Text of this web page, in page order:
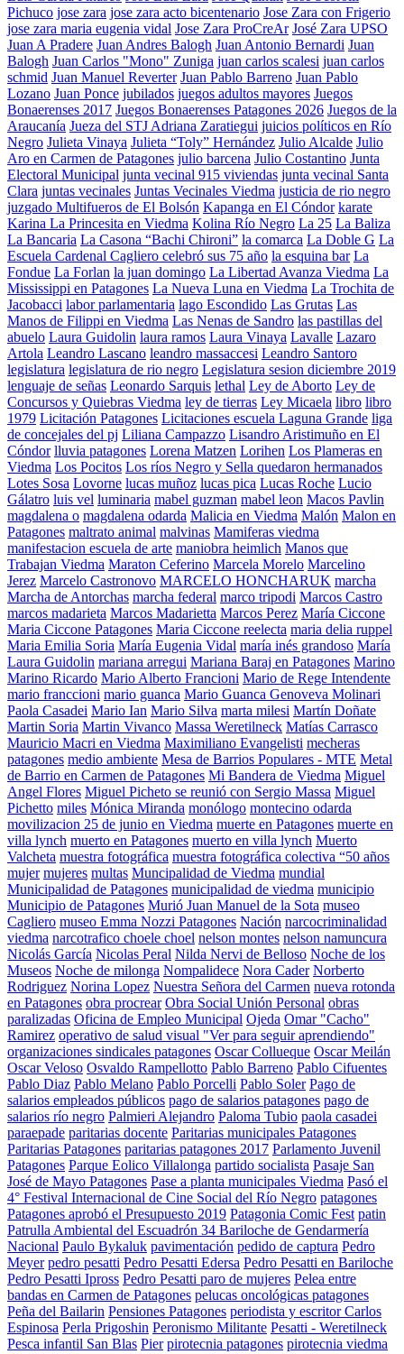
Pichuco jose zara jose zara acto bicentenario Jose Zara con Frigerio
jose zara maria eugenia vidal Jose Zara ProCreAr José Zara UPSO
Juan A Pradere Juan Andres Balogh Juan Antonio Bernardi Juan
Balogh Juan Carlos "Mono" Zuniga juan carlos scalesi juan carlos
schmid Juan Manuel Reverter Juan Pablo Barreno Juan Pablo
Lozano Juan Ponce jubilados juegos adultos mayores Juegos
Bonaerenses 2017 Juegos Bonaerenses Patagones 2026 Juegos de la
Araucanía Jueza del STJ Adriana Zaratiegui juicios políticos en Río
Negro Julieta Vinaya Julieta “Toly” Hernández Julio Alcalde Julio
Aro en Carmen de Patagones julio barcena Julio Costantino Junta
Electoral Municipal junta vecinal 915 viviendas junta vecinal Santa
Clara juntas vecinales Juntas Vecinales Viedma justicia de rio negro
juzgado Multifueros de El Bolsón Kapanga en El Cóndor karate
Karina La Princesita en Viedma Kolina Río Negro La 25 La Baliza
La Bancaria La Casona “Bachi Chironi” la comarca La Doble G La
Escuela Cardenal Cagliero celebró sus 75 año la esquina bar La
Fondue La Forlan la juan domingo La Libertad Avanza Viedma La
Mississippi en Patagones La Nueva Luna en Viedma La Trochita de
Jacobacci labor parlamentaria lago Escondido Las Grutas Las
Manos de Filippi en Viedma Las Nenas de Sandro las pastillas del
abuelo Laura Guidolin laura ramos Laura Vinaya Lavalle Lazaro
Artola Leandro Lascano leandro massaccesi Leandro Santoro
legislatura legislatura de rio negro Legislatura sesion diciembre 2019
lenguaje de señas Leonardo Sarquis lethal Ley de Aborto Ley de
Concursos y Quiebras Viedma ley de tierras Ley Micaela libro libro
1979 Licitación Patagones Licitaciones escuela Laguna Grande liga
de concejales del pj Liliana Campazzo Lisandro Aristimuño en El
Cóndor lluvia patagones Lorena Matzen Lorihen Los Plameras en
Viedma Los Pocitos Los ríos Negro y Sella quedaron hermanados
Lotes Sosa Lovorne lucas muñoz lucas pica Lucas Roche Lucio
Gálatro luis vel luminaria mabel guzman mabel leon Macos Pavlin
magdalena o magdalena odarda Malicia en Viedma Malón Malon en
Patagones maltrato animal malvinas Mamiferas viedma
manifestacion escuela de arte maniobra heimlich Manos que
Trabajan Viedma Maraton Ceferino Marcela Morelo Marcelino
Jerez Marcelo Castronovo MARCELO HONCHARUK marcha
Marcha de Antorchas marcha federal marco tripodi Marcos Castro
marcos madarieta Marcos Madarietta Marcos Perez María Ciccone
Maria Ciccone Patagones Maria Ciccone reelecta maria delia ruppel
Maria Emilia Soria María Eugenia Vidal maría inés grandoso María
Laura Guidolin mariana arregui Mariana Baraj en Patagones Marino
Marino Ricardo Mario Alberto Francioni Mario de Rege Intendente
mario franccioni mario guanca Mario Guanca Genoveva Molinari
Paola Casadei Mario Ian Mario Silva marta milesi Martín Doñate
Martin Soria Martin Vivanco Massa Weretilneck Matías Carrasco
Mauricio Macri en Viedma Maximiliano Evangelisti mecheras
patagones medio ambiente Mesa de Barrios Populares - MTE Metal
de Barrio en Carmen de Patagones Mi Bandera de Viedma Miguel
Angel Flores Miguel Picheto se reunió con Sergio Massa Miguel
Pichetto miles Mónica Miranda monólogo montecino odarda
movilizacion 25 de junio en Viedma muerte en Patagones muerte en
villa lynch muerto en Patagones muerto en villa lynch Muerto
Valcheta muestra fotográfica muestra fotográfica colectiva “50 años
mujer mujeres multas Muncipalidad de Viedma mundial
Municipalidad de Patagones municipalidad de viedma municipio
Municipio de Patagones Murió Juan Manuel de la Sota museo
Cagliero museo Emma Nozzi Patagones Nación narcocriminalidad
viedma narcotrafico choele choel nelson montes nelson namuncura
Nicolás García Nicolas Peral Nilda Nervi de Belloso Noche de los
Museos Noche de milonga Nompalidece Nora Cader Norberto
Rodriguez Norina Lopez Nuestra Señora del Carmen nueva rotonda
en Patagones obra procrear Obra Social Unión Personal obras
paralizadas Oficina de Empleo Municipal Ojeda Omar "Cacho"
Ramirez operativo de salud visual "Ver para seguir aprendiendo"
organizaciones sindicales patagones Oscar Collueque Oscar Meilán
Oscar Veloso Osvaldo Rampellotto Pablo Barreno Pablo Cifuentes
Pablo Diaz Pablo Melano Pablo Porcelli Pablo Soler Pago de
salarios empleados públicos pago de salarios patagones pago de
salarios río negro Palmieri Alejandro Paloma Tubio paola casadei
paraepade paritarias docente Paritarias municipales Patagones
Paritarias Patagones paritarias patagones 2017 Parlamento Juvenil
Patagones Parque Eolico Villalonga partido socialista Pasaje San
José de Mayo Patagones Pase a planta municipales Viedma Pasó el
4° Festival Internacional de Cine Social del Río Negro patagones
Patagones aprobó el Presupuesto 2019 Patagonia Comic Fest patin
Patrulla Ambiental del Escuadrón 34 Bariloche de Gendarmería
Nacional Paulo Bykaluk pavimentación pedido de captura Pedro
Meyer pedro pesatti Pedro Pesatti Edersa Pedro Pesatti en Bariloche
Pedro Pesatti Ipross Pedro Pesatti paro de mujeres Pelea entre
bandas en Carmen de Patagones pelucas oncológicas patagones
Peña del Bailarin Pensiones Patagones periodista y escritor Carlos
Espinosa Perla Prigoshin Peronismo Militante Pesatti - Weretilneck
Pesca infantil San Blas Pier pirotecnia patagones pirotecnia viedma